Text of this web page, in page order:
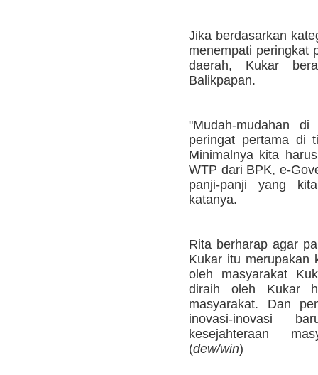
Jika berdasarkan
menempati peringkat
daerah, Kukar
Balikpapan.
"Mudah-mudahan
peringat pertama di
Minimalnya kita
WTP dari BPK, e-
panji-panji yang
katanya.
Rita berharap agar
Kukar itu merupakan
oleh masyarakat
diraih oleh Kukar
masyarakat. Dan
inovasi-inovasi
kesejahteraan
(dew/win)